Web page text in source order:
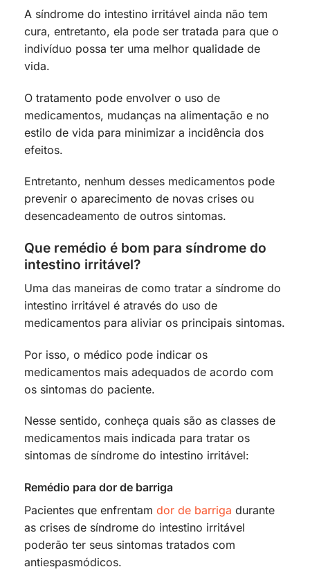
A síndrome do intestino irritável ainda não tem
cura, entretanto, ela pode ser tratada para que o
indivíduo possa ter uma melhor qualidade de
vida.
O tratamento pode envolver o uso de
medicamentos, mudanças na alimentação e no
estilo de vida para minimizar a incidência dos
efeitos.
Entretanto, nenhum desses medicamentos pode
prevenir o aparecimento de novas crises ou
desencadeamento de outros sintomas.
Que remédio é bom para síndrome do
intestino irritável?
Uma das maneiras de como tratar a síndrome do
intestino irritável é através do uso de
medicamentos para aliviar os principais sintomas.
Por isso, o médico pode indicar os
medicamentos mais adequados de acordo com
os sintomas do paciente.
Nesse sentido, conheça quais são as classes de
medicamentos mais indicada para tratar os
sintomas de síndrome do intestino irritável:
Remédio para dor de barriga
Pacientes que enfrentam dor de barriga durante
as crises de síndrome do intestino irritável
poderão ter seus sintomas tratados com
antiespasmódicos.